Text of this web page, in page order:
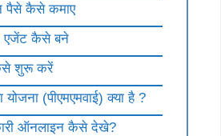
पैसे कैसे कमाए
एजेंट कैसे बने
शुरू करें
योजना (पीएमएमवाई) क्या है ?
ऑनलाइन कैसे देखे?